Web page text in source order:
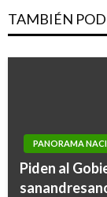
TAMBIÉN
PANORAMA
Piden al